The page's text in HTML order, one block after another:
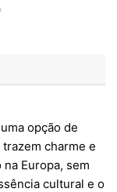
opção de
trazem charme e
Europa, sem
cultural e o